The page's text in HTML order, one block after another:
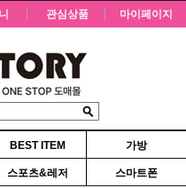
관심상품 마이페이지
BEST ITEM 가방
스포츠&레저 스마트폰